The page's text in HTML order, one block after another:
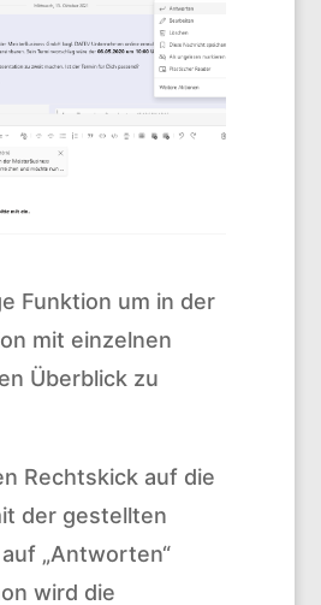
Funktion um in der
mit einzelnen
Überblick zu
Rechtskick auf die
der gestellten
„Antworten“
wird die